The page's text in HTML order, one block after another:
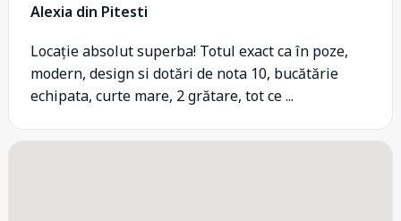
Alexia din Pitesti
Locație absolut superba! Totul exact ca în poze,
modern, design si dotări de nota 10, bucătărie
echipata, curte mare, 2 grătare, tot ce ...